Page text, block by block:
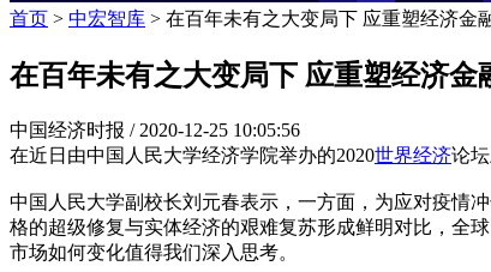
首页 > 中宏智库 > 在百年未有之大变局下 应重塑经济金
在百年未有之大变局下 应重塑经济金
中国经济时报 / 2020-12-25 10:05:56
在近日由中国人民大学经济学院举办的2020世界经济论
中国人民大学副校长刘元春表示，一方面，为应对疫情
格的超级修复与实体经济的艰难复苏形成鲜明对比，全
市场如何变化值得我们深入思考。